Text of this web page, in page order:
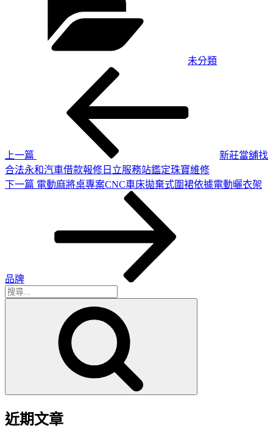
未分類
上一篇
新莊當舖找
合法永和汽車借款報修日立服務站鑑定珠寶維修
下
下一篇 電動麻將桌專案CNC車床拋棄式圍裙依據電動曬衣架
品牌
搜
近期文章